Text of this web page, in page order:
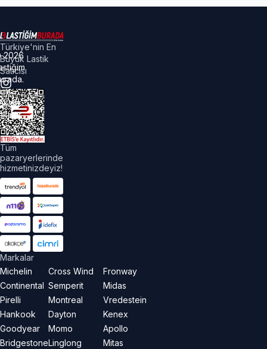
Türkiye'nin En
Büyük Lastik
Satıcısı
Tüm
pazaryerlerinde
hizmetinizdeyiz!
Markalar
Michelin
Continental
Pirelli
Hankook
Goodyear
Bridgestone
Cross Wind
Semperit
Montreal
Dayton
Momo
Linglong
Fronway
Midas
Vredestein
Kenex
Apollo
Mitas
2026